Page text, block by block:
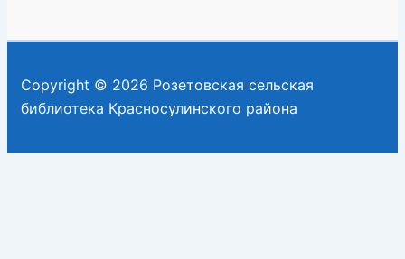
Copyright © 2026 Розетовская сельская
библиотека Красносулинского района